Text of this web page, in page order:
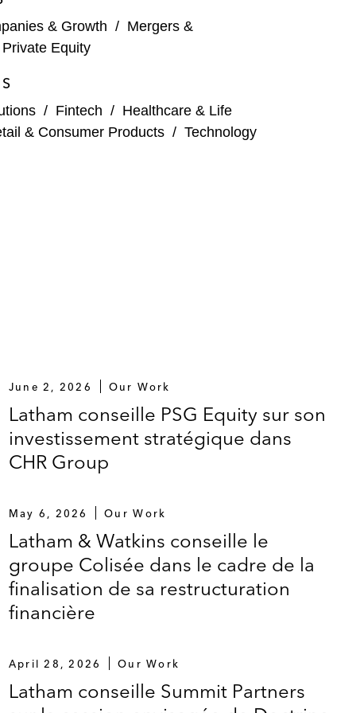
Partners
et cotés en bourse
& Growth / Mergers &
Private Equity
/ Fintech / Healthcare & Life
& Consumer Products / Technology
June 2, 2026 Our Work
Latham conseille PSG Equity sur son
investissement stratégique dans
CHR Group
May 6, 2026 Our Work
Latham & Watkins conseille le
groupe Colisée dans le cadre de la
finalisation de sa restructuration
financière
April 28, 2026 Our Work
Latham conseille Summit Partners